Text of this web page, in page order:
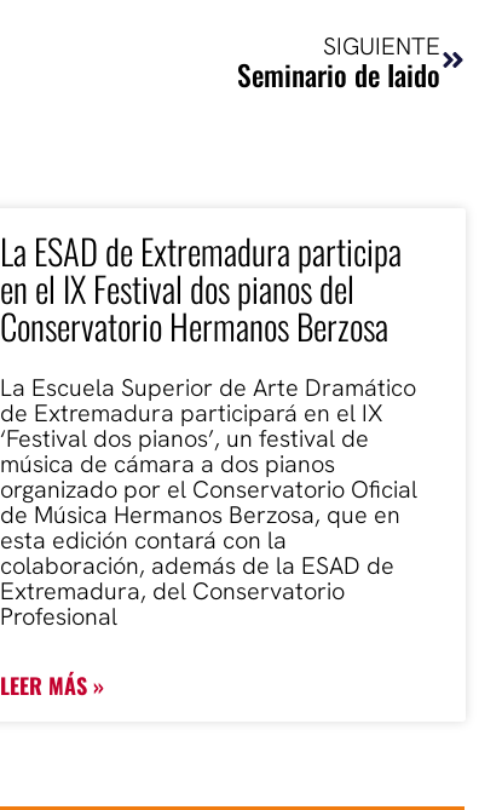
SIGUIENTE
Seminario de Iaido
La ESAD de Extremadura participa
en el IX Festival dos pianos del
Conservatorio Hermanos Berzosa
La Escuela Superior de Arte Dramático
de Extremadura participará en el IX
‘Festival dos pianos’, un festival de
música de cámara a dos pianos
organizado por el Conservatorio Oficial
de Música Hermanos Berzosa, que en
esta edición contará con la
colaboración, además de la ESAD de
Extremadura, del Conservatorio
Profesional
LEER MÁS »